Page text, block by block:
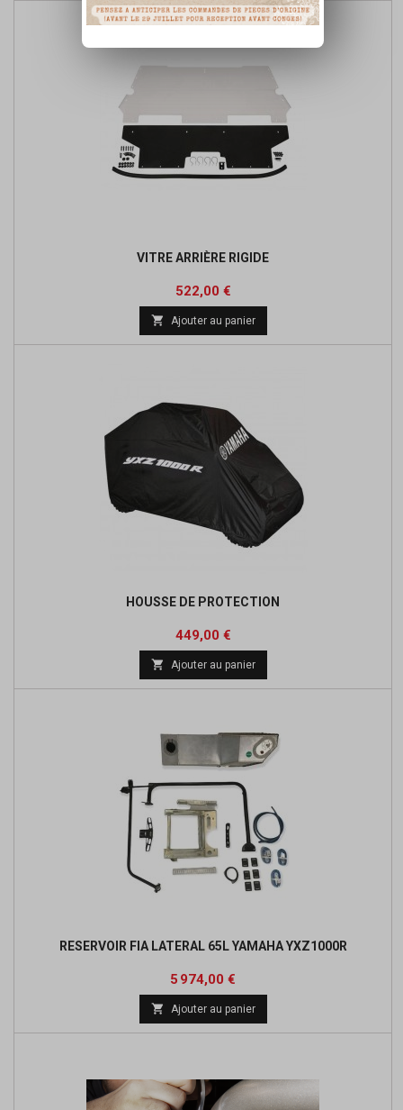
VITRE ARRIÈRE RIGIDE
Prix
522,00 €
 Ajouter au panier
HOUSSE DE PROTECTION
Prix
449,00 €
 Ajouter au panier
RESERVOIR FIA LATERAL 65L YAMAHA YXZ1000R
Prix
5 974,00 €
 Ajouter au panier